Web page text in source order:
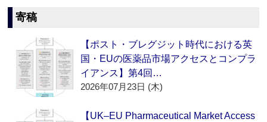
寄稿
【ポスト・ブレグジット時代における英
国・EUの医薬品市場アクセスとコンプラ
イアンス】第4回…
2026年07月23日 (木)
【UK–EU Pharmaceutical Market Access